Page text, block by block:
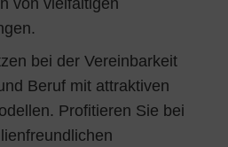
bei der Vereinbarkeit
Beruf mit attraktiven
Profitieren Sie bei